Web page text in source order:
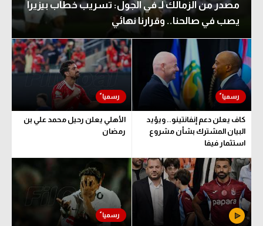
مصدر من الزمالك لـ في الجول: تسريب خطاب بيزيرا
يصب في صالحنا.. وقرارنا نهائي
كاف يعلن دعم إنفانتينو.. ويؤيد
البيان المشترك بشأن مشروع
استثمار فيفا
الأهلي يعلن رحيل محمد علي بن
رمضان